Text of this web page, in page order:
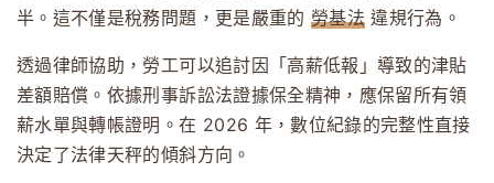
半。這不僅是稅務問題，更是嚴重的 勞基法 違規行為。
透過律師協助，勞工可以追討因「高薪低報」導致的津貼
差額賠償。依據刑事訴訟法證據保全精神，應保留所有領
薪水單與轉帳證明。在 2026 年，數位紀錄的完整性直接
決定了法律天秤的傾斜方向。